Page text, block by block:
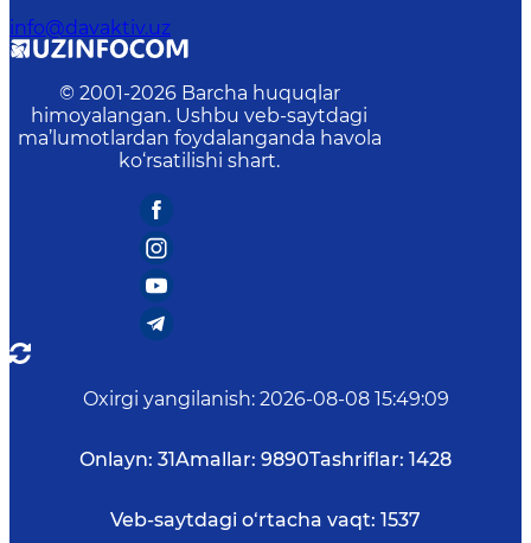
info@davaktiv.uz
© 2001-2026 Barcha huquqlar
himoyalangan. Ushbu veb-saytdagi
ma’lumotlardan foydalanganda havola
ko‘rsatilishi shart.
Oxirgi yangilanish: 2026-08-08 15:49:09
Onlayn: 31Amallar: 9890Tashriflar: 1428
Veb-saytdagi o‘rtacha vaqt: 1537